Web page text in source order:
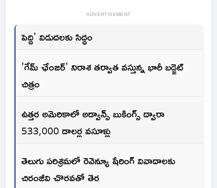
ADVERTISEMENT
పెద్ది' విడుదలకు సిద్ధం
'గేమ్ ఛేంజర్' నిరాశ తర్వాత వస్తున్న భారీ బడ్జెట్
చిత్రం
ఉత్తర అమెరికాలో అడ్వాన్స్ బుకింగ్స్ ద్వారా
533,000 డాలర్ల వసూళ్లు
తెలుగు పరిశ్రమలో రెవెన్యూ షేరింగ్ వివాదాలకు
చిరంజీవి చొరవతో తెర